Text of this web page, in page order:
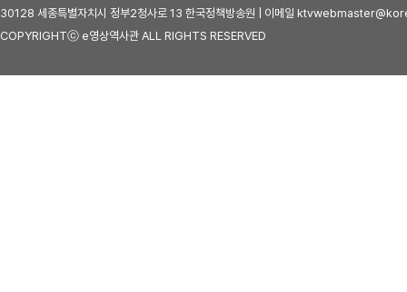
30128 세종특별자치시 정부2청사로 13 한국정책방송원 | 이메일
COPYRIGHTⓒ e영상역사관 ALL RIGHTS RESERVED